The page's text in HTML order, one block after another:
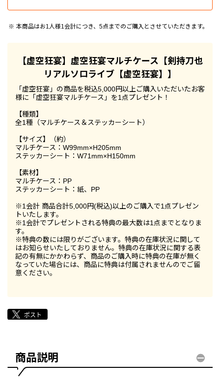
本商品はお1人様1会計につき、5点までのご購入とさせていただきます。
【虚空狂宴】虚空狂宴マルチケース【剣持刀也
リアルソロライブ【虚空狂宴】】
「虚空狂宴」の商品を税込5,000円以上ご購入いただいたお客
様に「虚空狂宴マルチケース」を1点プレゼント！
【種類】
全1種（マルチケース＆ステッカーシート）
【サイズ】（約）
マルチケース：W99mm×H205mm
ステッカーシート：W71mm×H150mm
【素材】
マルチケース：PP
ステッカーシート：紙、PP
※1会計 商品合計5,000円(税込)以上のご購入で1点プレゼン
トいたします。
※1会計でプレゼントされる特典の最大数は1点までとなりま
す。
※特典の数には限りがございます。特典の在庫状況に関して
はお知らせいたしておりません。特典の在庫状況に関する表
記の有無にかかわらず、商品のご購入時に特典の在庫が無く
なっていた場合には、商品に特典は付属されませんのでご留
意ください。
商品説明